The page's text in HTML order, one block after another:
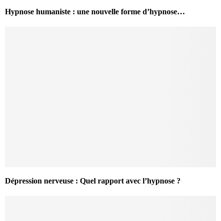
Hypnose humaniste : une nouvelle forme d’hypnose…
Dépression nerveuse : Quel rapport avec l’hypnose ?